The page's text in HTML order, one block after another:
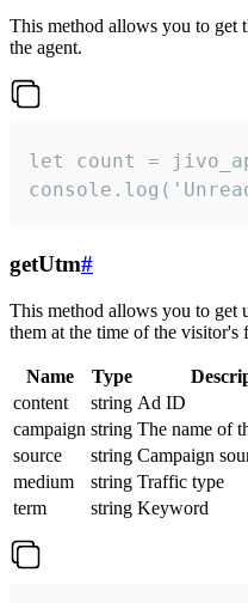
This method allows you to get
the agent.
let count =
getUtm#
This method allows you to get
them at the time of the visitor's
Name Type
content
string Ad ID
campaign string The name of
source
string Campaign
medium
string Traffic type
term
string Keyword